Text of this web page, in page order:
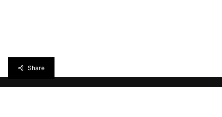
Share